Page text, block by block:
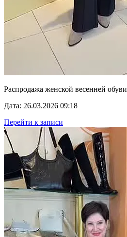
Распродажа женской весенней обуви
Дата: 26.03.2026 09:18
Перейти к записи